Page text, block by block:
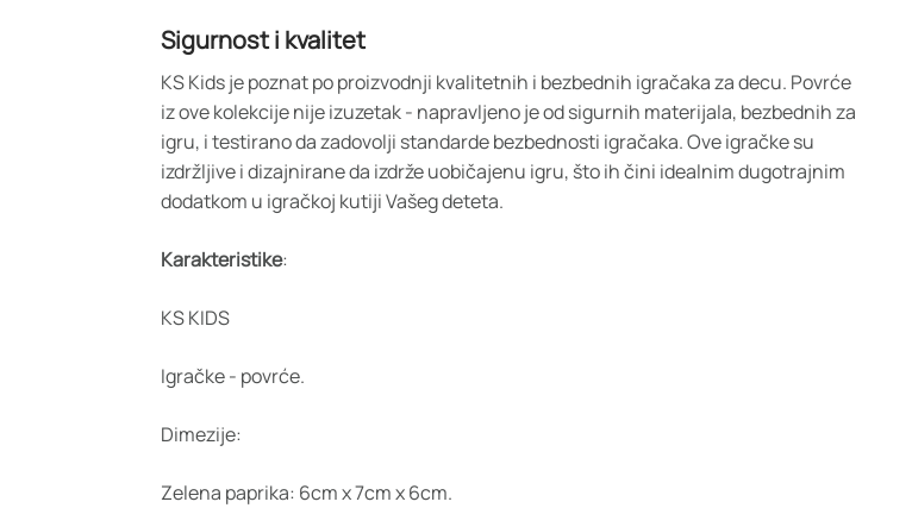
Sigurnost i kvalitet
KS Kids je poznat po proizvodnji kvalitetnih i bezbednih igračaka za decu. Povrće
iz ove kolekcije nije izuzetak - napravljeno je od sigurnih materijala, bezbednih za
igru, i testirano da zadovolji standarde bezbednosti igračaka. Ove igračke su
izdržljive i dizajnirane da izdrže uobičajenu igru, što ih čini idealnim dugotrajnim
dodatkom u igračkoj kutiji Vašeg deteta.
Karakteristike:
KS KIDS
Igračke - povrće.
Dimezije:
Zelena paprika: 6cm x 7cm x 6cm.